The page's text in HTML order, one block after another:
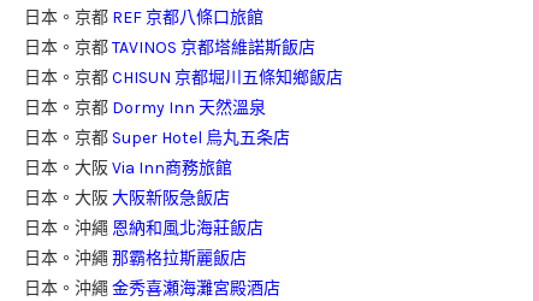
日本。京都 REF 京都八條口旅館
日本。京都TAVINOS 京都塔維諾斯飯店
日本。京都CHISUN 京都堀川五條知鄉飯店
日本。京都 Dormy Inn 天然溫泉
日本。京都 Super Hotel 烏丸五条店
日本。大阪Via Inn商務旅館
日本。大阪大阪新阪急飯店
日本。沖繩 恩納和風北海莊飯店
日本。沖繩那霸格拉斯麗飯店
日本。沖繩金秀喜瀬海灘宮殿酒店